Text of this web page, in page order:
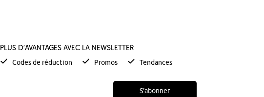
Plus d’avantages avec la newsletter
Codes de réduction Promos Tendances
S’abonner